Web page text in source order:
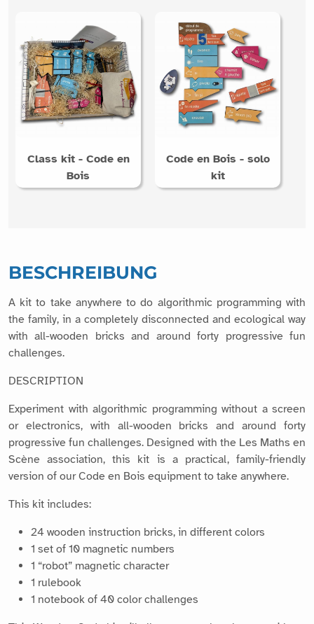
Class kit - Code en
Bois
Code en Bois - solo
kit
BESCHREIBUNG
A kit to take anywhere to do algorithmic programming with
the family, in a completely disconnected and ecological way
with all-wooden bricks and around forty progressive fun
challenges.
DESCRIPTION
Experiment with algorithmic programming without a screen
or electronics, with all-wooden bricks and around forty
progressive fun challenges. Designed with the Les Maths en
Scène association, this kit is a practical, family-friendly
version of our Code en Bois equipment to take anywhere.
This kit includes:
24 wooden instruction bricks, in different colors
1 set of 10 magnetic numbers
1 “robot” magnetic character
1 rulebook
1 notebook of 40 color challenges